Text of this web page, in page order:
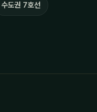
수도권 7호선